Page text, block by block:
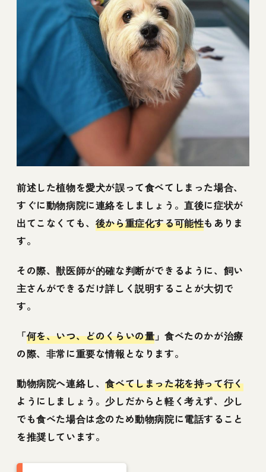
前述した植物を愛犬が誤って食べてしまった場合、
すぐに動物病院に連絡をしましょう。直後に症状が
出てこなくても、 後から重症化する可能性もありま
す。
その際、獣医師が的確な判断ができるように、飼い
主さんができるだけ詳しく説明することが大切で
す。
「何を、いつ、どのくらいの量 」食べたのかが治療
の際、非常に重要な情報となります。
動物病院へ連絡し、食べてしまった花を持って行く
ようにしましょう。少しだからと軽く考えず、少し
でも食べた場合は念のため動物病院に電話すること
を推奨しています。